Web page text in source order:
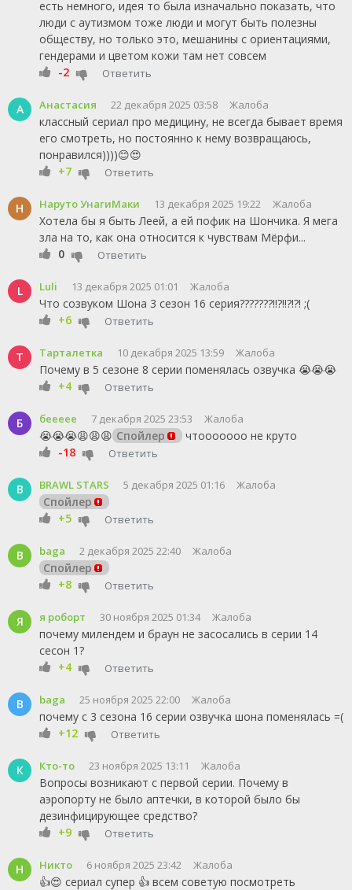
есть немного, идея то была изначально показать, что
люди с аутизмом тоже люди и могут быть полезны
обществу, но только это, мешанины с ориентациями,
гендерами и цветом кожи там нет совсем
-2
Ответить
А Анастасия 22 декабря 2025 03:58 Жалоба
классный сериал про медицину, не всегда бывает время
его смотреть, но постоянно к нему возвращаюсь,
понравился))))😊😍
+7
Ответить
Н Наруто УнагиМаки 13 декабря 2025 19:22 Жалоба
Хотела бы я быть Леей, а ей пофик на Шончика. Я мега
зла на то, как она относится к чувствам Мёрфи...
0
Ответить
L Luli 13 декабря 2025 01:01 Жалоба
Что созвуком Шона 3 сезон 16 серия???????!!?!!?!?! ;(
+6
Ответить
Т Тарталетка 10 декабря 2025 13:59 Жалоба
Почему в 5 сезоне 8 серии поменялась озвучка 😭😭😭
+4
Ответить
Б беееее 7 декабря 2025 23:53 Жалоба
😭😭😭😩😩😩 Спойлер
чтооооооо не круто
-18
Ответить
B BRAWL STARS 5 декабря 2025 01:16 Жалоба
Спойлер
+5
Ответить
B baga 2 декабря 2025 22:40 Жалоба
Спойлер
+8
Ответить
Я я роборт 30 ноября 2025 01:34 Жалоба
почему милендем и браун не засосались в серии 14
сесон 1?
+4
Ответить
B baga 25 ноября 2025 22:00 Жалоба
почему с 3 сезона 16 серии озвучка шона поменялась =(
+12
Ответить
К Кто-то 23 ноября 2025 13:11 Жалоба
Вопросы возникают с первой серии. Почему в
аэропорту не было аптечки, в которой было бы
дезинфицирующее средство?
+9
Ответить
Н Никто 6 ноября 2025 23:42 Жалоба
👍😍 сериал супер 👍 всем советую посмотреть